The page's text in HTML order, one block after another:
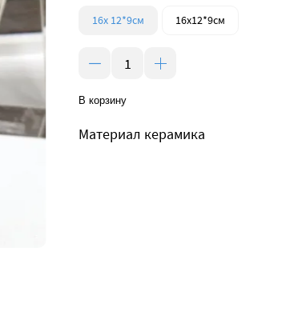
16х 12*9см 16х12*9см
В корзину
Материал керамика